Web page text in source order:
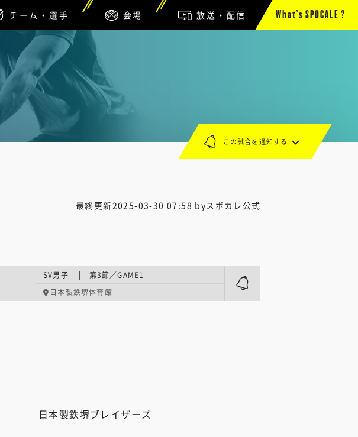
チーム・選手 会場 放送・配信 What’s SPOCALE ?
最終更新2025-03-30 07:58 byスポカレ公式
SV男子 | 第3節／GAME1
日本製鉄堺体育館
日本製鉄堺ブレイザーズ
この試合を通知する